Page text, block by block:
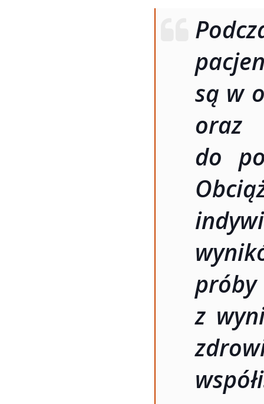
są w
do
z